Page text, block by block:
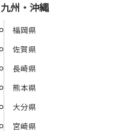
九州・沖縄
福岡県
佐賀県
長崎県
熊本県
大分県
宮崎県